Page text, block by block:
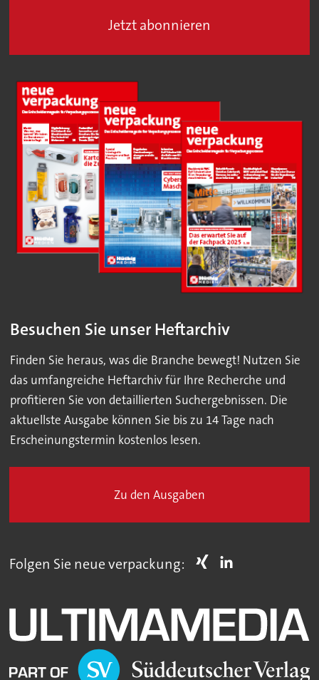
Jetzt abonnieren
Besuchen Sie unser Heftarchiv
Finden Sie heraus, was die Branche bewegt! Nutzen Sie
das umfangreiche Heftarchiv für Ihre Recherche und
profitieren Sie von detaillierten Suchergebnissen. Die
aktuellste Ausgabe können Sie bis zu 14 Tage nach
Erscheinungstermin kostenlos lesen.
Zu den Ausgaben
Folgen Sie neue verpackung: